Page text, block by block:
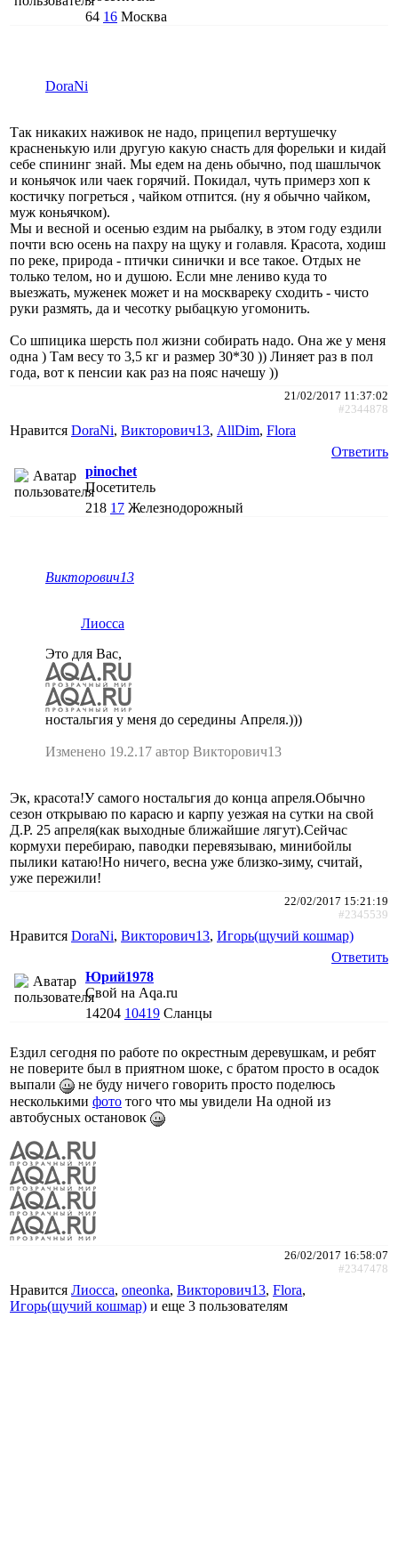
64 16 Москва
DoraNi
Так никаких наживок не надо, прицепил вертушечку
красненькую или другую какую снасть для форельки и кидай
себе спининг знай. Мы едем на день обычно, под шашлычок
и коньячок или чаек горячий. Покидал, чуть примерз хоп к
костичку погреться , чайком отпится. (ну я обычно чайком,
муж коньячком).
Мы и весной и осенью ездим на рыбалку, в этом году ездили
почти всю осень на пахру на щуку и голавля. Красота, ходиш
по реке, природа - птички синички и все такое. Отдых не
только телом, но и душою. Если мне лениво куда то
выезжать, муженек может и на москвареку сходить - чисто
руки размять, да и чесотку рыбацкую угомонить.
Со шпицика шерсть пол жизни собирать надо. Она же у меня
одна ) Там весу то 3,5 кг и размер 30*30 )) Линяет раз в пол
года, вот к пенсии как раз на пояс начешу ))
21/02/2017 11:37:02
#2344878
Нравится DoraNi, Викторович13, AllDim, Flora
Ответить
pinochet
Посетитель
218 17 Железнодорожный
Викторович13
Лиосса
Это для Вас,
ностальгия у меня до середины Апреля.)))
Изменено 19.2.17 автор Викторович13
Эк, красота!У самого ностальгия до конца апреля.Обычно
сезон открываю по карасю и карпу уезжая на сутки на свой
Д.Р. 25 апреля(как выходные ближайшие лягут).Сейчас
кормухи перебираю, паводки перевязываю, минибойлы
пылики катаю!Но ничего, весна уже близко-зиму, считай,
уже пережили!
22/02/2017 15:21:19
#2345539
Нравится DoraNi, Викторович13, Игорь(щучий кошмар)
Ответить
Юрий1978
Свой на Aqa.ru
14204 10419 Сланцы
Ездил сегодня по работе по окрестным деревушкам, и ребят
не поверите был в приятном шоке, с братом просто в осадок
выпали
не буду ничего говорить просто поделюсь
несколькими фото того что мы увидели На одной из
автобусных остановок
26/02/2017 16:58:07
#2347478
Нравится Лиосса, oneonka, Викторович13, Flora,
Игорь(щучий кошмар) и еще 3 пользователям